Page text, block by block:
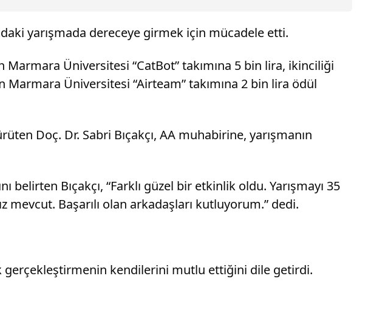
yarışmada dereceye girmek için mücadele etti.
Üniversitesi “CatBot” takımına 5 bin lira, ikinciliği
Marmara Üniversitesi “Airteam” takımına 2 bin lira ödül
Doç. Dr. Sabri Bıçakçı, AA muhabirine, yarışmanın
belirten Bıçakçı, “Farklı güzel bir etkinlik oldu. Yarışmayı 35
mevcut. Başarılı olan arkadaşları kutluyorum.” dedi.
gerçekleştirmenin kendilerini mutlu ettiğini dile getirdi.